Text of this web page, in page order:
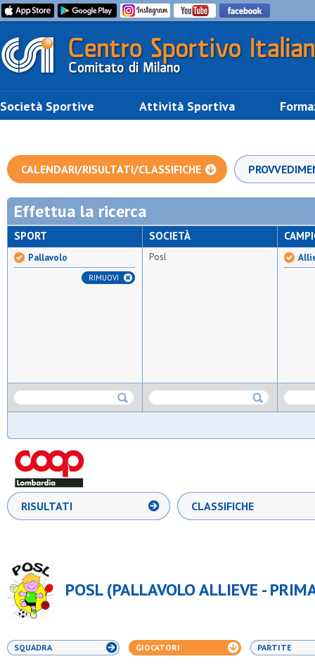
Società Sportive Attività Sportiva
CALENDARI/RISULTATI/CLASSIFICHE
Effettua la ricerca
SPORT
Pallavolo
RIMUOVI
SOCIETÀ
Posl
RISULTATI CLASSIFICHE
POSL (PALLAVOLO ALLIEVE -
SQUADRA GIOCATORI PARTITE